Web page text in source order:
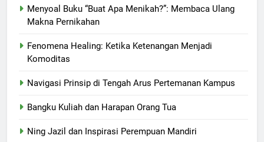
Menyoal Buku “Buat Apa Menikah?”: Membaca Ulang
Makna Pernikahan
Fenomena Healing: Ketika Ketenangan Menjadi
Komoditas
Navigasi Prinsip di Tengah Arus Pertemanan Kampus
Bangku Kuliah dan Harapan Orang Tua
Ning Jazil dan Inspirasi Perempuan Mandiri